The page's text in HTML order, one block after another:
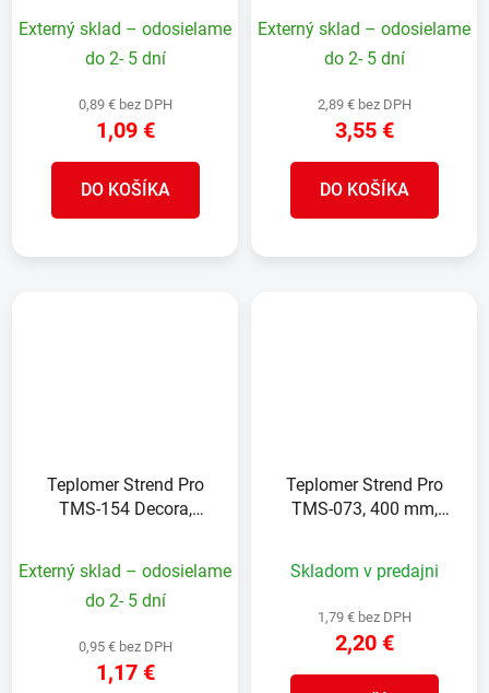
Externý sklad – odosielame
do 2- 5 dní
0,89 € bez DPH
1,09 €
DO KOŠÍKA
Externý sklad – odosielame
do 2- 5 dní
2,89 € bez DPH
3,55 €
DO KOŠÍKA
Teplomer Strend Pro
TMS-154 Decora,
Externý sklad – odosielame
do 2- 5 dní
0,95 € bez DPH
1,17 €
Teplomer Strend Pro
TMS-073, 400 mm,
Skladom v predajni
1,79 € bez DPH
2,20 €